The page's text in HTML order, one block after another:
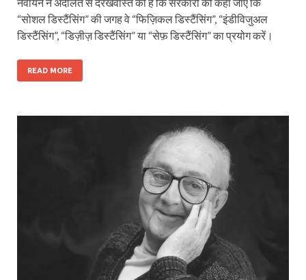
“सोशल डिस्टैंसिंग” की जगह वे “फिज़िकल डिस्टैंसिंग”, “इंडीविजुअल
डिस्टैंसिंग”, “डिज़ीज़ डिस्टैंसिंग” या “सेफ़ डिस्टैंसिंग” का प्रयोग करें।
READ MORE